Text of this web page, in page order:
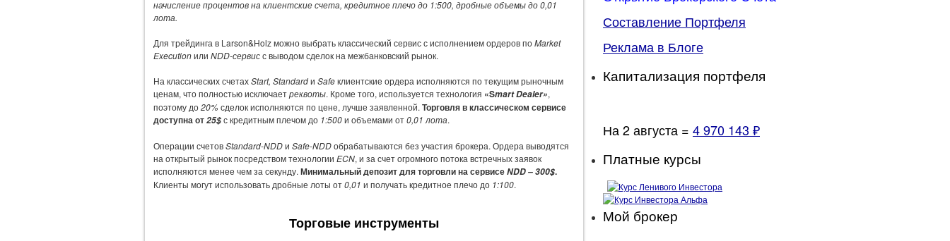
начисление процентов на клиентские счета, кредитное плечо до 1:500, дробные объемы до 0,01
лота.
Для трейдинга в Larson&Holz можно выбрать классический сервис с исполнением ордеров поMarket
Executionили NDD-сервисс выводом сделок на межбанковский рынок.
На классических счетахStart, Standardи Safeклиентские ордера исполняются по текущим рыночным
ценам, что полностью исключаетреквоты. Кроме того, используется технология «Smart Dealer»,
поэтому до20% сделок исполняются по цене, лучше заявленной. Торговля в классическом сервисе
доступна от25$с кредитным плечом до 1:500и объемами от0,01 лота.
Операции счетовStandard-NDDи Safe-NDDобрабатываются без участия брокера. Ордера выводятся
на открытый рынок посредством технологии ECN, и за счет огромного потока встречных заявок
исполняются менее чем за секунду. Минимальный депозит для торговли на сервисеNDD – 300$.
Клиенты могут использовать дробные лоты от0,01 и получать кредитное плечо до 1:100.
Торговые инструменты
Составление Портфеля
Реклама в Блоге
Капитализация портфеля
На 2 августа = 4 970 143 ₽
Платные курсы
Мой брокер